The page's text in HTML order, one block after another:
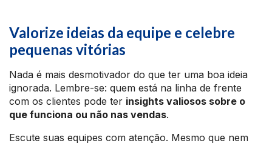
Valorize ideias da equipe e celebre
pequenas vitórias
Nada é mais desmotivador do que ter uma boa ideia
ignorada. Lembre-se: quem está na linha de frente
com os clientes pode ter insights valiosos sobre o
que funciona ou não nas vendas.
Escute suas equipes com atenção. Mesmo que nem